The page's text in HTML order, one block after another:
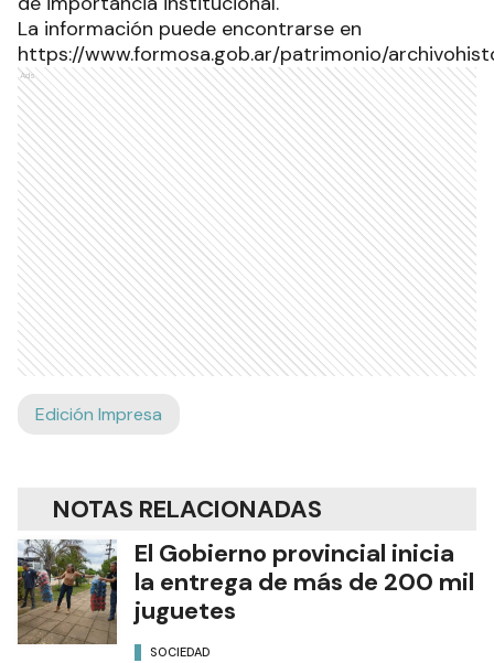
La información puede encontrarse en
https://www.formosa.gob.ar/patrimonio/
Ads
Edición Impresa
NOTAS RELACIONADAS
El Gobierno provincial inicia
la entrega de más de 200 mil
juguetes
SOCIEDAD